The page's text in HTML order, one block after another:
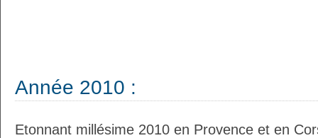
Année 2010 :
Etonnant millésime 2010 en Provence et en